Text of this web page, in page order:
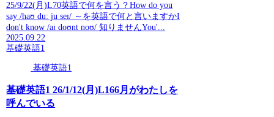
25/9/22(月)L70英語で何を言う？How do you
say /haʊ duː ju seɪ/ ～を英語で何と言いますかI
don't know /aɪ doʊnt noʊ/ 知りませんYou'...
2025.09.22
基礎英語1
基礎英語1
基礎英語1 26/1/12(月)L166月がわたしを
呼んでいる